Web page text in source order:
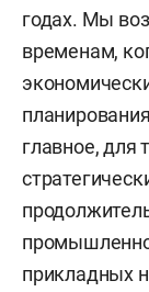
годах. Мы
временам,
главное, для
прикладных